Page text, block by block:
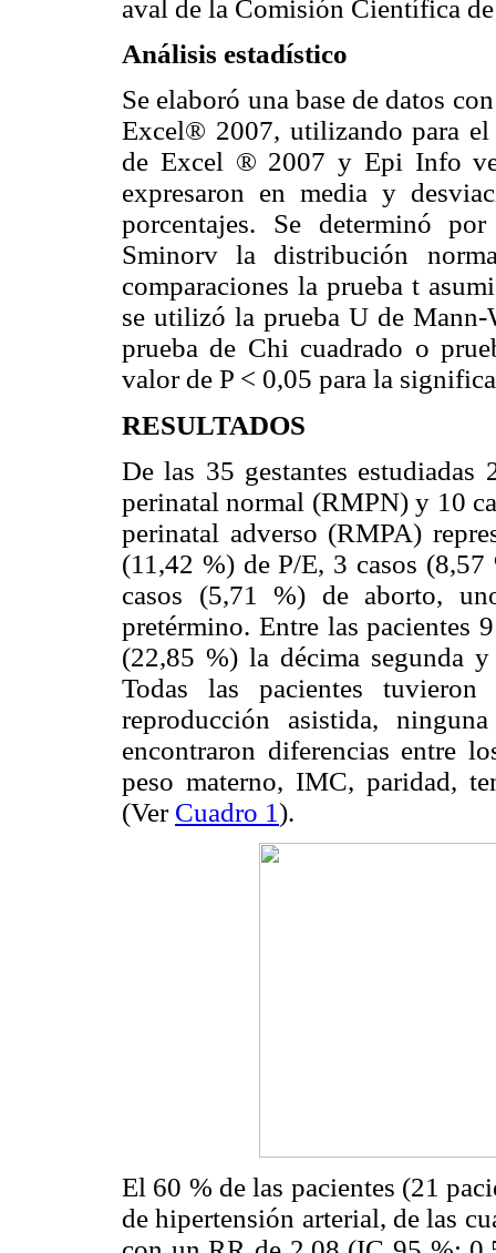
aval de la Comisión Científica
Análisis estadístico
Se elaboró una base de datos
Excel® 2007, utilizando para el
de Excel ® 2007 y Epi Info
expresaron en media y
porcentajes. Se determinó
Sminorv la distribución
comparaciones la prueba t
se utilizó la prueba U de
prueba de Chi cuadrado o
valor de P < 0,05 para la
RESULTADOS
De las 35 gestantes
perinatal normal (RMPN) y 10
perinatal adverso (RMPA)
(11,42 %) de P/E, 3 casos
casos (5,71 %) de aborto,
pretérmino. Entre las pacientes
(22,85 %) la décima segunda
Todas las pacientes tuvieron
reproducción asistida,
encontraron diferencias entre
peso materno, IMC, paridad,
(Ver Cuadro 1).
El 60 % de las pacientes (21
de hipertensión arterial, de las